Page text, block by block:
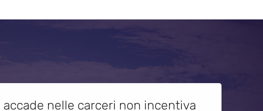
accade nelle carceri non incentiva